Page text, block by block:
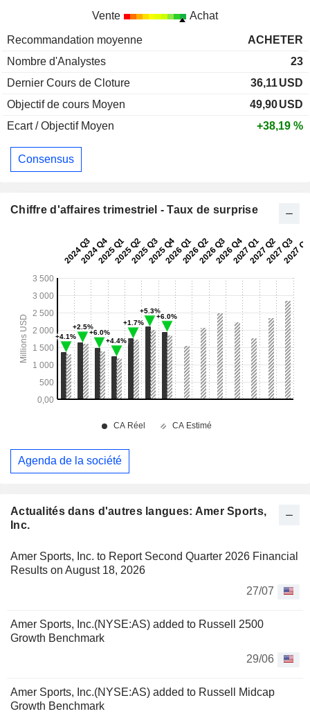
Actualités dans d'autres langues: Amer Sports,
Inc.
Amer Sports, Inc. to Report Second Quarter 2026 Financial
Results on August 18, 2026
27/07
Amer Sports, Inc.(NYSE:AS) added to Russell 2500
Growth Benchmark
29/06
Amer Sports, Inc.(NYSE:AS) added to Russell Midcap
Growth Benchmark
Vente Achat
Recommandation moyenne
ACHETER
Nombre d'Analystes
23
Dernier Cours de Cloture
36,11USD
Objectif de cours Moyen
49,90USD
Ecart / Objectif Moyen
+38,19 %
Consensus
Chiffre d'affaires trimestriel - Taux de surprise
Agenda de la société